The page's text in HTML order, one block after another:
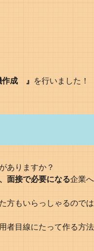
作成 』 を行いました！
ありますか？
面接で必要になる企業へ
方もいらっしゃるのでは
者目線にたって作る方法